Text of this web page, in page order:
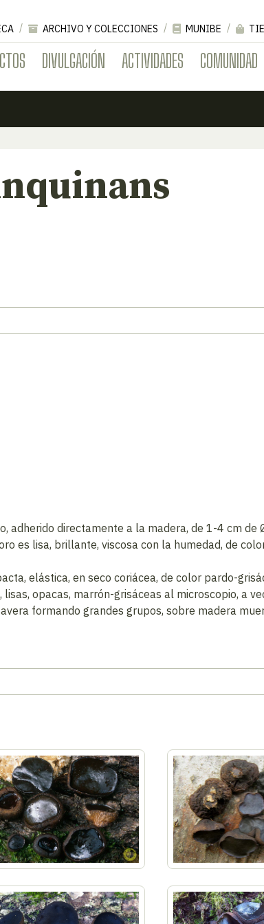
DIVULGACIÓN ACTIVIDADES COMUNIDAD
ARCHIVO Y COLECCIONES MUNIBE
adherido directamente a la madera, de 1-4 cm
es lisa, brillante, viscosa con la humedad, de
elástica, en seco coriácea, de color pardo-
opacas, marrón-grisáceas al microscopio, a
formando grandes grupos, sobre madera